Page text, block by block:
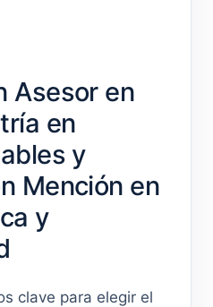
Asesor en
en
y
Mención en
y
clave para elegir el